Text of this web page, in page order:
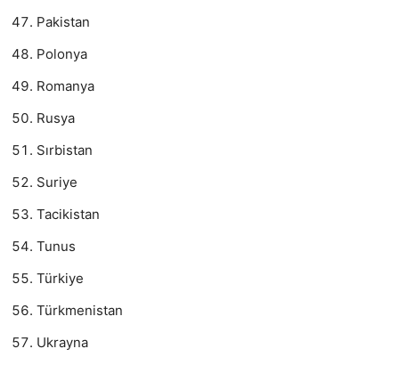
Pakistan
Polonya
Romanya
Rusya
Sırbistan
Suriye
Tacikistan
Tunus
Türkiye
Türkmenistan
Ukrayna